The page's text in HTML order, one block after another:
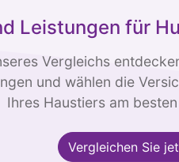
Leistungen für
Vergleichs
und wählen die
Ihres Haustiers am
Vergleichen Sie